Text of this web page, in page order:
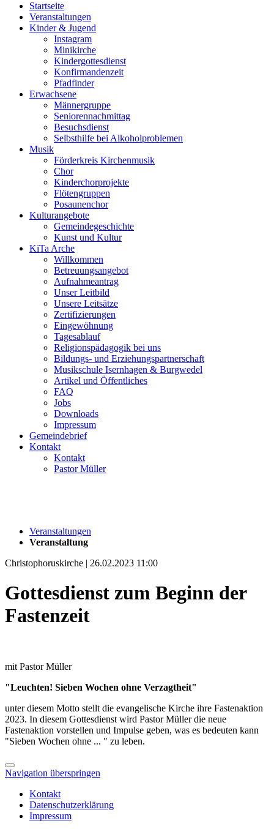
Startseite
Veranstaltungen
Kinder & Jugend
Instagram
Minikirche
Kindergottesdienst
Konfirmandenzeit
Pfadfinder
Erwachsene
Männergruppe
Seniorennachmittag
Besuchsdienst
Selbsthilfe bei Alkoholproblemen
Musik
Förderkreis Kirchenmusik
Chor
Kinderchorprojekte
Flötengruppen
Posaunenchor
Kulturangebote
Gemeindegeschichte
Kunst und Kultur
KiTa Arche
Willkommen
Betreuungsangebot
Aufnahmeantrag
Unser Leitbild
Unsere Leitsätze
Zertifizierungen
Eingewöhnung
Tagesablauf
Religionspädagogik bei uns
Bildungs- und Erziehungspartnerschaft
Musikschule Isernhagen & Burgwedel
Artikel und Öffentliches
FAQ
Jobs
Downloads
Impressum
Gemeindebrief
Kontakt
Kontakt
Pastor Müller
Veranstaltungen
Veranstaltung
Christophoruskirche | 26.02.2023 11:00
Gottesdienst zum Beginn der
Fastenzeit
mit Pastor Müller
"Leuchten! Sieben Wochen ohne Verzagtheit"
unter diesem Motto stellt die evangelische Kirche ihre Fastenaktion
2023. In diesem Gottesdienst wird Pastor Müller die neue
Fastenaktion vorstellen und Impulse geben, was es bedeuten kann
"Sieben Wochen ohne ... " zu leben.
Navigation überspringen
Kontakt
Datenschutzerklärung
Impressum